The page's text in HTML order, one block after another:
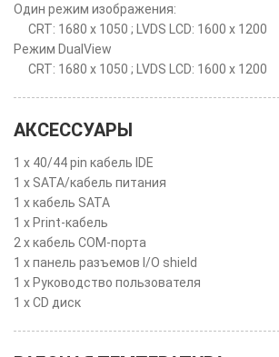
Один режим изображения:
CRT: 1680 x 1050 ; LVDS LCD: 1600 x 1200
Режим DualView
CRT: 1680 x 1050 ; LVDS LCD: 1600 x 1200
АКСЕССУАРЫ
1 x 40/44 pin кабель IDE
1 x SATA/кабель питания
1 x кабель SATA
1 x Print-кабель
2 x кабель COM-порта
1 x панель разъемов I/O shield
1 x Руководство пользователя
1 x CD диск